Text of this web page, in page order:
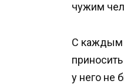
чужим
С каждым
у него не